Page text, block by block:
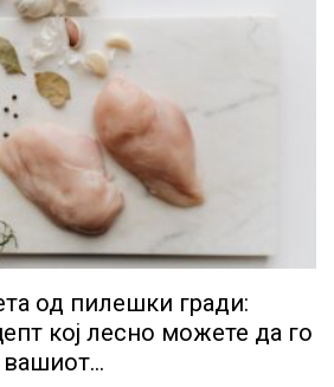
од пилешки гради:
кој лесно можете да го
вашиот…